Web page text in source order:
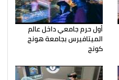
أول حرم جامعي داخل عالم
الميتافيرس بجامعة هونج
كونج